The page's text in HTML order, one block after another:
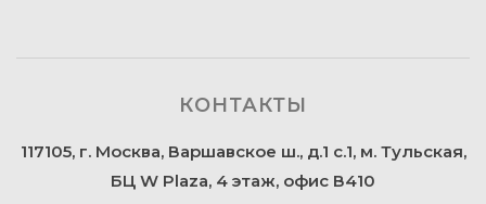
КОНТАКТЫ
117105, г. Москва, Варшавское ш., д.1 с.1, м. Тульская,
БЦ W Plaza, 4 этаж, офис В410